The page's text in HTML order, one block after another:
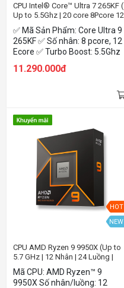
CPU Intel® Core™ Ultra 7 265KF (
Up to 5.5Ghz | 20 core 8Pcore 12
Ecore | 30 MB Cache | Arrow
Lake)
✅ Mã Sản Phẩm: Core Ultra 9
265KF ✅ Số nhân: 8 pcore, 12
Ecore ✅ Turbo Boost: 5.5Ghz
NPU :Intel® AI Boost
11.290.000đ
HOT
NEW
CPU AMD Ryzen 9 9950X (Up to
5.7 GHz | 12 Nhân | 24 Luồng |
Socket AM5)
Mã CPU: AMD Ryzen™ 9
9950X Số nhân/luồng: 12